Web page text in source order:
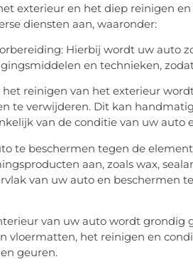
exterieur en het diep reinigen
diensten aan, waaronder:
Hierbij wordt uw auto
en technieken,
het reinigen van het exterieur
te verwijderen. Dit kan
van de conditie van uw auto
te beschermen tegen de
aan, zoals wax,
van uw auto en beschermen
van uw auto wordt grondig
vloermatten, het reinigen en
geuren.